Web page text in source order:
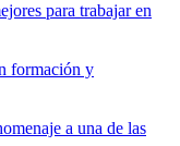
para trabajar en
formación y
a una de las